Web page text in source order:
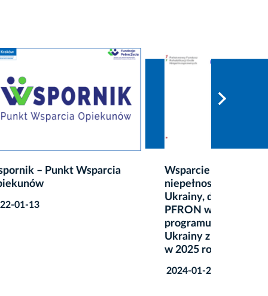
Wsparcie dla osób z
niepełnosprawnościami z
Ukrainy, dzięki środkom z
PFRON w ramach Modułu II
programu „Pomoc obywatelom
Ukrainy z niepełnosprawnością”